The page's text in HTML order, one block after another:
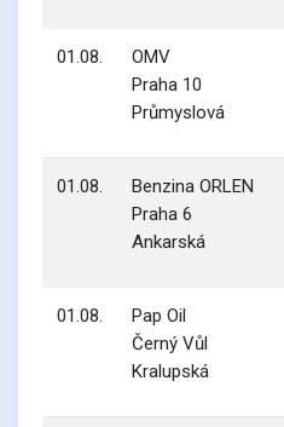
01.08.
OMV
Praha 10
Průmyslová
01.08.
Benzina ORLEN
Praha 6
Ankarská
01.08.
Pap Oil
Černý Vůl
Kralupská